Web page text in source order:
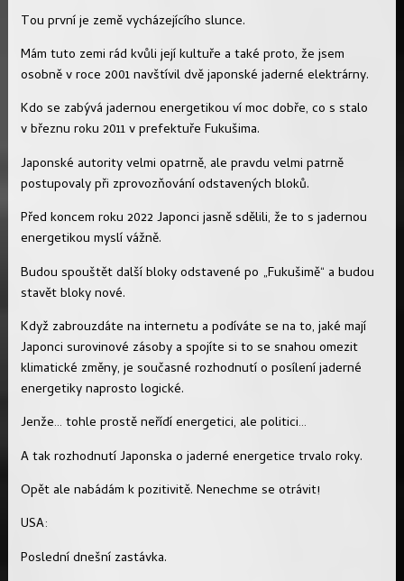
Tou první je země vycházejícího slunce.
Mám tuto zemi rád kvůli její kultuře a také proto, že jsem
osobně v roce 2001 navštívil dvě japonské jaderné elektrárny.
Kdo se zabývá jadernou energetikou ví moc dobře, co s stalo
v březnu roku 2011 v prefektuře Fukušima.
Japonské autority velmi opatrně, ale pravdu velmi patrně
postupovaly při zprovozňování odstavených bloků.
Před koncem roku 2022 Japonci jasně sdělili, že to s jadernou
energetikou myslí vážně.
Budou spouštět další bloky odstavené po „Fukušimě“ a budou
stavět bloky nové.
Když zabrouzdáte na internetu a podíváte se na to, jaké mají
Japonci surovinové zásoby a spojíte si to se snahou omezit
klimatické změny, je současné rozhodnutí o posílení jaderné
energetiky naprosto logické.
Jenže… tohle prostě neřídí energetici, ale politici…
A tak rozhodnutí Japonska o jaderné energetice trvalo roky.
Opět ale nabádám k pozitivitě. Nenechme se otrávit!
USA:
Poslední dnešní zastávka.